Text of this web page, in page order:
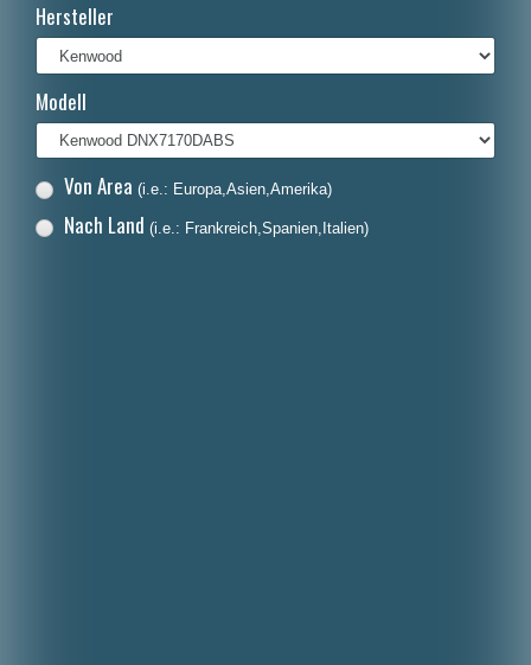
Français
Italiano
Polski
Nederlands
Dansk
Hersteller
Modell
Von Area (i.e.: Europa,Asien,Amerika)
Nach Land (i.e.: Frankreich,Spanien,Italien)